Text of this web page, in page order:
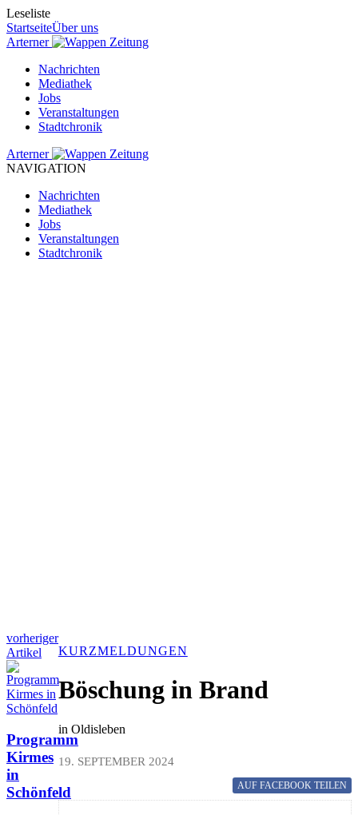
Leseliste
StartseiteÜber uns
Arterner
Zeitung
Nachrichten
Mediathek
Jobs
Veranstaltungen
Stadtchronik
Arterner
Zeitung
NAVIGATION
Nachrichten
Mediathek
Jobs
Veranstaltungen
Stadtchronik
vorheriger
Artikel
Programm
Kirmes
in
Schönfeld
KURZMELDUNGEN
Böschung in Brand
in Oldisleben
19. SEPTEMBER 2024
AUF FACEBOOK TEILEN